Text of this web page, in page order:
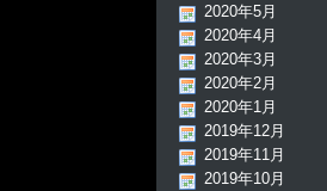
2020年5月
2020年4月
2020年3月
2020年2月
2020年1月
2019年12月
2019年11月
2019年10月